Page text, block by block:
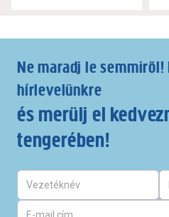
Ne maradj le
hírlevelünkre
és merülj el
tengerében!